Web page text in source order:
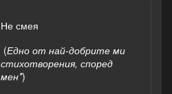
Не смея
(Едно от най-добрите ми
стихотворения, според
мен*)